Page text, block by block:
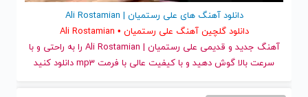
دانلود آهنگ های علی رستمیان | Ali Rostamian
دانلود گلچین آهنگ علی رستمیان • Ali Rostamian
آهنگ جدید
و قدیمی علی رستمیان | Ali Rostamian را به راحتی و با
سرعت بالا گوش دهید و با کیفیت عالی با فرمت mp3 دانلود کنید